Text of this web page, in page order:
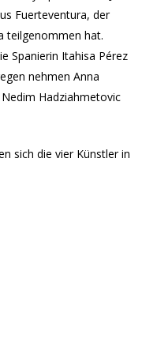
Fuerteventura, der
teilgenommen hat.
Spanierin Itahisa Pérez
nehmen Anna
Hadziahmetovic
sich die vier Künstler in